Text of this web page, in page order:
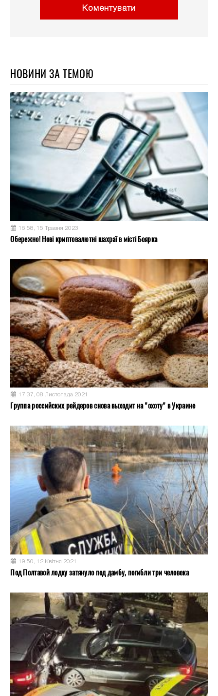
Коментувати
НОВИНИ ЗА ТЕМОЮ
16:58, 15 Травня 2023
Обережно! Нові криптовалютні шахраї в місті Боярка
17:37, 08 Листопада 2021
Группа российских рейдеров снова выходит на "охоту" в Украине
19:50, 12 Квітня 2021
Под Полтавой лодку затянуло под дамбу, погибли три человека